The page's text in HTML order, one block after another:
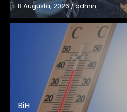
8 Augusta, 2026/admin
BiH